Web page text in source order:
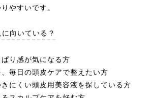
やすいです。
向いている？
り感が気になる方
毎日の頭皮ケアで整えたい方
にくい頭皮用美容液を探している方